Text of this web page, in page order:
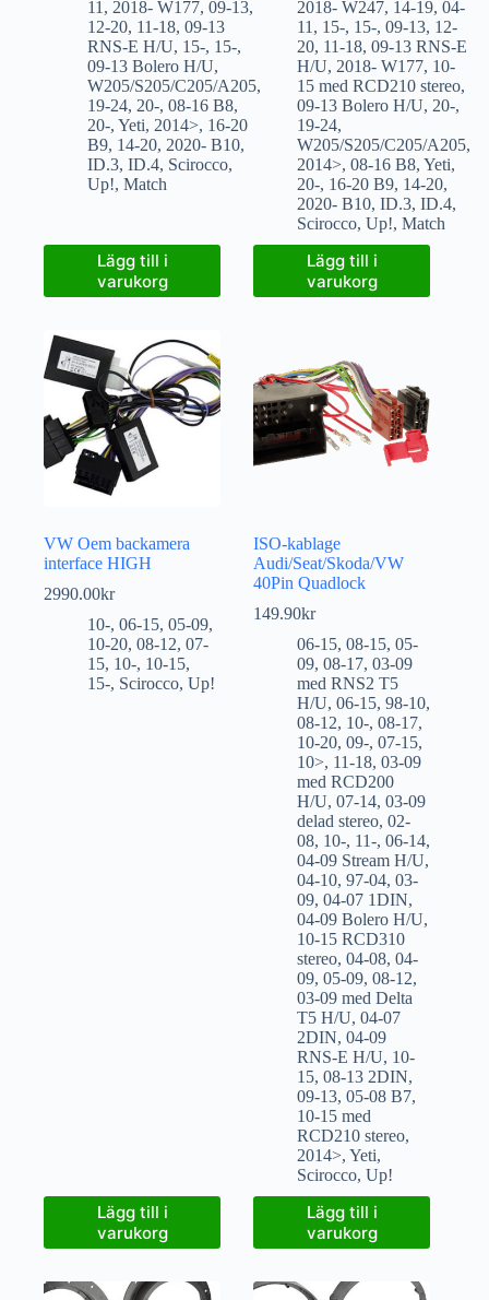
11 , 2018- W177, 09-13,
12-20, 11-18, 09-13
RNS-E H/U, 15-, 15-,
09-13 Bolero H/U,
W205/S205/C205/A205,
19-24, 20-, 08-16 B8,
20-, Yeti, 2014>, 16-20
B9, 14-20, 2020- B10,
ID.3, ID.4, Scirocco,
Up!, Match
Lägg till i
varukorg
2018- W247, 14-19,04-
11 , 15-, 15-,09-13, 12-
20, 11-18,09-13 RNS-E
H/U, 2018- W177, 10-
15 med RCD210 stereo,
09-13 Bolero H/U, 20-,
19-24,
W205/S205/C205/A205,
2014>,08-16 B8,Yeti,
20-, 16-20 B9, 14-20,
2020- B10,ID.3,ID.4,
Scirocco,Up!,Match
Lägg till i
varukorg
VW Oem backamera
interface HIGH
2990.00kr
10-, 06-15, 05-09,
10-20, 08-12, 07-
15, 10-, 10-15,
15-, Scirocco, Up!
Lägg till i
varukorg
ISO-kablage
Audi/Seat/Skoda/VW
40Pin Quadlock
149.90kr
06-15,08-15,05-
09,08-17,03-09
med RNS2 T5
H/U,06-15,98-10,
08-12, 10-,08-17,
10-20,09-,07-15,
10>, 11-18,03-09
med RCD200
H/U,07-14,03-09
delad stereo,02-
08, 10-, 11-,06-14,
04-09 Stream H/U,
04-10,97-04,03-
09,04-07 1DIN,
04-09 Bolero H/U,
10-15 RCD310
stereo,04-08,04-
09,05-09,08-12,
03-09 med Delta
T5 H/U,04-07
2DIN,04-09
RNS-E H/U, 10-
15,08-13 2DIN,
09-13,05-08 B7,
10-15 med
RCD210 stereo,
2014>,Yeti,
Scirocco,Up!
Lägg till i
varukorg